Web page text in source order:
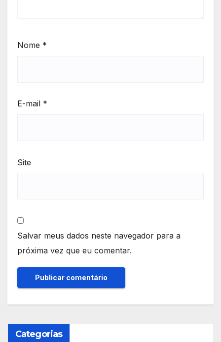
Nome *
E-mail *
Site
Salvar meus dados neste navegador para a
próxima vez que eu comentar.
Categorias